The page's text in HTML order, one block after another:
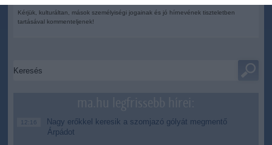
Kérjük, kulturáltan, mások személyiségi jogainak és jó hírnevének tiszteletben
tartásával kommenteljenek!
12:16
Nagy erőkkel keresik a szomjazó gólyát megmentő
Árpádot